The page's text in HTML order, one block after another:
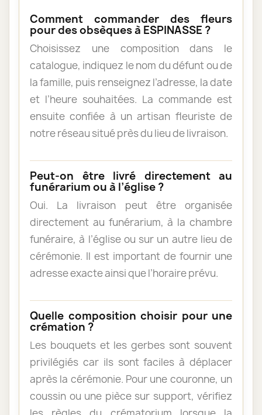
Comment commander des fleurs
pour des obsèques à ESPINASSE ?
Choisissez une composition dans le
catalogue, indiquez le nom du défunt ou de
la famille, puis renseignez l’adresse, la date
et l’heure souhaitées. La commande est
ensuite confiée à un artisan fleuriste de
notre réseau situé près du lieu de livraison.
Peut-on être livré directement au
funérarium ou à l’église ?
Oui. La livraison peut être organisée
directement au funérarium, à la chambre
funéraire, à l’église ou sur un autre lieu de
cérémonie. Il est important de fournir une
adresse exacte ainsi que l’horaire prévu.
Quelle composition choisir pour une
crémation ?
Les bouquets et les gerbes sont souvent
privilégiés car ils sont faciles à déplacer
après la cérémonie. Pour une couronne, un
coussin ou une pièce sur support, vérifiez